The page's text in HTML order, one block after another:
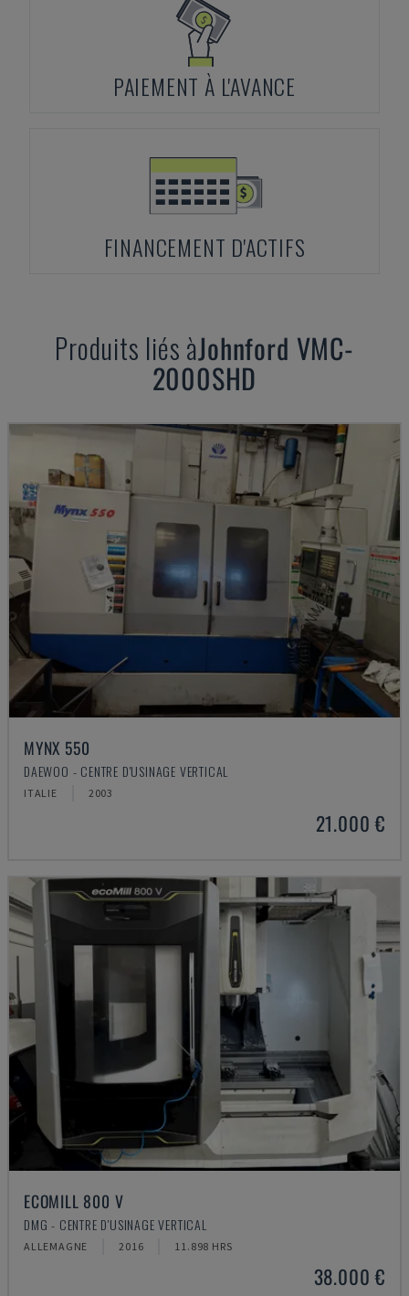
PAIEMENT À L'AVANCE
FINANCEMENT D'ACTIFS
Produits liés àJohnford VMC-
2000SHD
MYNX 550
DAEWOO - CENTRE D'USINAGE VERTICAL
ITALIE 2003
21.000 €
ECOMILL 800 V
DMG - CENTRE D'USINAGE VERTICAL
ALLEMAGNE 2016 11.898 HRS
38.000 €